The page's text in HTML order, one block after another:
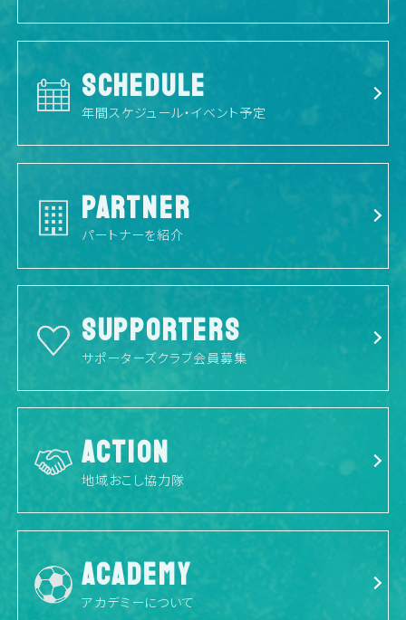
SCHEDULE
年間スケジュール・イベント予定
PARTNER
パートナーを紹介
SUPPORTERS
サポーターズクラブ会員募集
ACTION
地域おこし協力隊
ACADEMY
アカデミーについて